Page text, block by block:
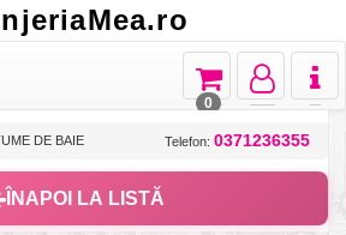
Toggle
Toggle
navigation
Toggle
navigation
0
DE BAIE Telefon: 0371236355
ÎNAPOI LA LISTĂ